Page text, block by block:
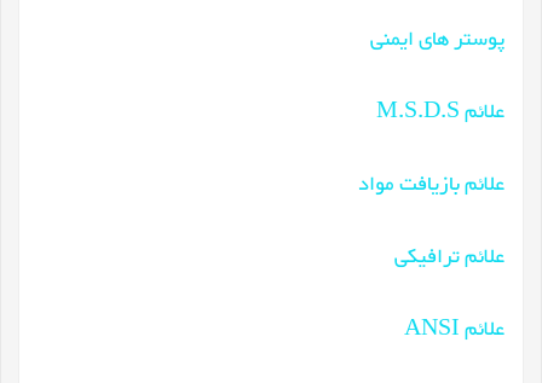
پوستر های ایمنی
علائم M.S.D.S
علائم بازیافت مواد
علائم ترافیکی
علائم ANSI